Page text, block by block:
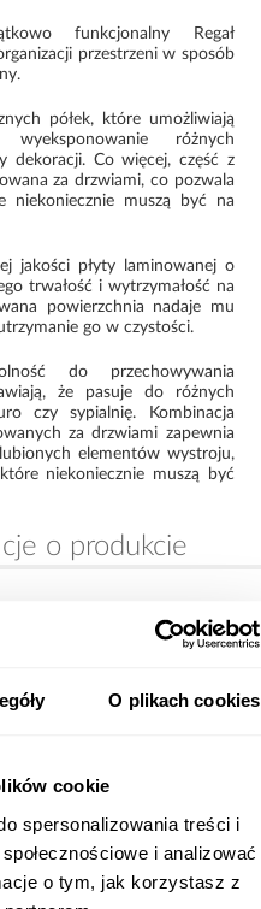
O plikach cookies
cookie
spersonalizowania treści i
i analizować
o tym, jak korzystasz z
funkcjonalny Regał
przestrzeni w sposób
półek, które umożliwiają
różnych
dekoracji. Co więcej, część z
za drzwiami, co pozwala
niekoniecznie muszą być na
jakości płyty laminowanej o
trwałość i wytrzymałość na
powierzchnia nadaje mu
go w czystości.
do przechowywania
że pasuje do różnych
czy sypialnię. Kombinacja
za drzwiami zapewnia
elementów wystroju,
niekoniecznie muszą być
o produkcie